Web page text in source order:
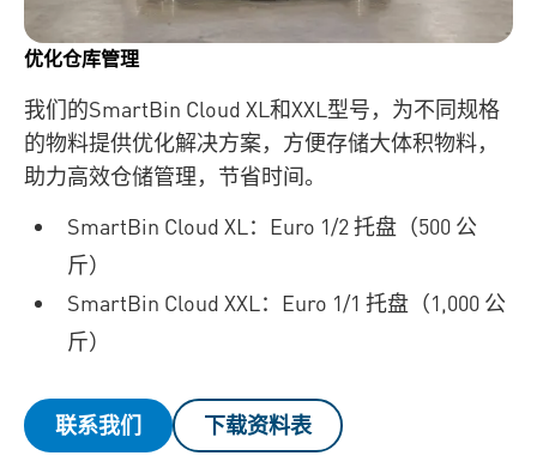
优化仓库管理
我们的SmartBin Cloud XL和XXL型号，为不同规格
的物料提供优化解决方案，方便存储大体积物料，
助力高效仓储管理，节省时间。
SmartBin Cloud XL：Euro 1/2 托盘（500 公
斤）
SmartBin Cloud XXL：Euro 1/1 托盘（1,000 公
斤）
联系我们 下载资料表